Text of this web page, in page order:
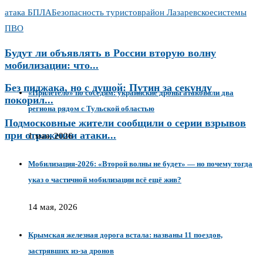
атака БПЛАБезопасность туристоврайон Лазаревскоесистемы
ПВО
Будут ли объявлять в России вторую волну
мобилизации: что...
Без пиджака, но с душой: Путин за секунду
покорил...
Подмосковные жители сообщили о серии взрывов
при отражении атаки...
«Прилетело» по соседям: украинские дроны атаковали два
региона рядом с Тульской областью
1 мая, 2026
Мобилизация-2026: «Второй волны не будет» — но почему тогда
указ о частичной мобилизации всё ещё жив?
14 мая, 2026
Крымская железная дорога встала: названы 11 поездов,
застрявших из-за дронов